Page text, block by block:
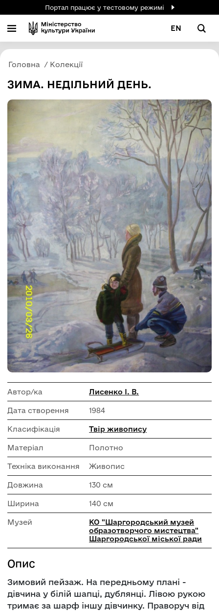
Портал працює у тестовому режимі
EN
Головна Колекції
ЗИМА. НЕДІЛЬНИЙ ДЕНЬ.
Автор/ка Лисенко І. В.
Дата створення 1984
Класифікація Твір живопису
Матеріал Полотно
Техніка виконання Живопис
Довжина 130 см
Ширина 140 см
Музей
КО "Шаргородський музей
образотворчого мистецтва"
Шаргородської міської ради
Опис
Зимовий пейзаж. На передньому плані -
дівчина у білій шапці, дублянці. Лівою рукою
тримає за шарф іншу дівчинку. Праворуч від